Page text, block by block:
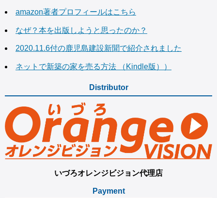
amazon著者プロフィールはこちら
なぜ？本を出版しようと思ったのか？
2020.11.6付の鹿児島建設新聞で紹介されました
ネットで新築の家を売る方法 （Kindle版））
Distributor
いづろオレンジビジョン代理店
Payment